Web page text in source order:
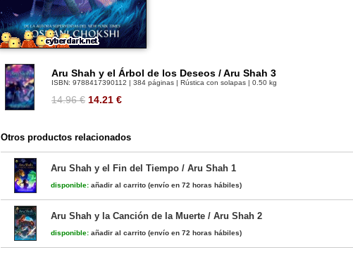
Aru Shah y el Árbol de los Deseos / Aru Shah 3
ISBN: 9788417390112 | 384 páginas | Rústica con solapas | 0.50 kg
14.96 € 14.21 €
Otros productos relacionados
Aru Shah y el Fin del Tiempo / Aru Shah 1
disponible: añadir al carrito (envío en 72 horas hábiles)
Aru Shah y la Canción de la Muerte / Aru Shah 2
disponible: añadir al carrito (envío en 72 horas hábiles)